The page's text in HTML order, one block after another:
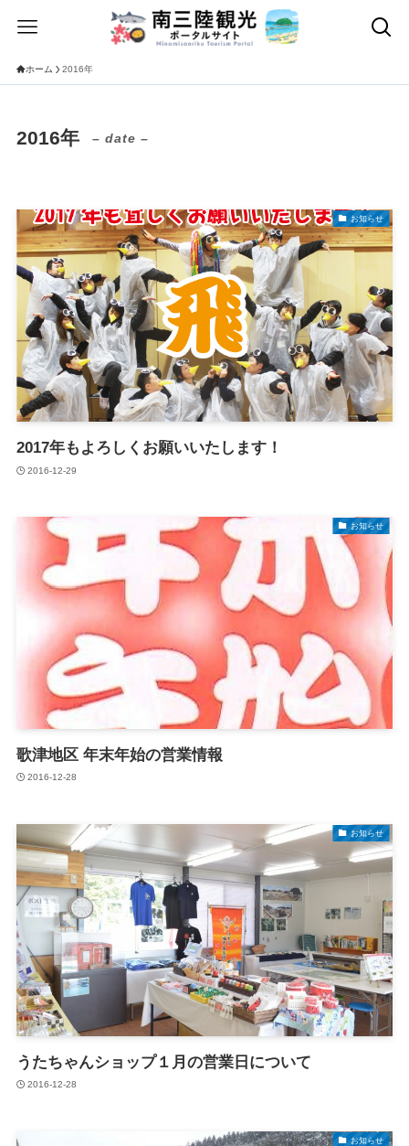
ホーム 2016年
2016年 – date –
お知らせ
2017年もよろしくお願いいたします！
2016-12-29
お知らせ
歌津地区 年末年始の営業情報
2016-12-28
お知らせ
うたちゃんショップ１月の営業日について
2016-12-28
お知らせ